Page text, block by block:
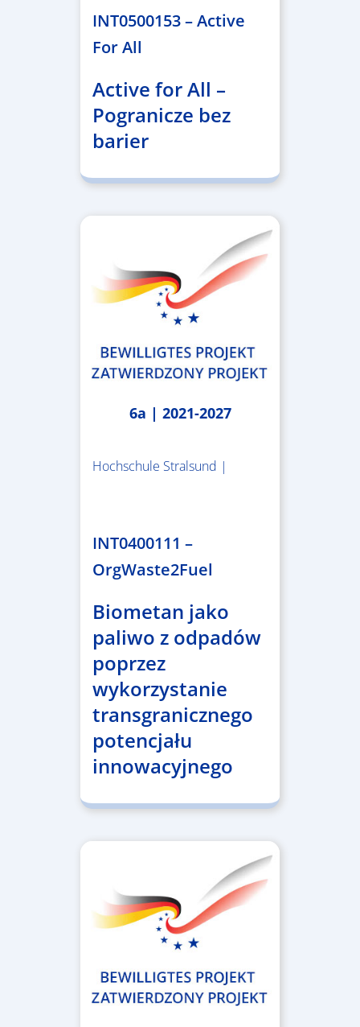
INT0500153 – Active
For All
Active for All –
Pogranicze bez
barier
6a | 2021-2027
Hochschule Stralsund |
INT0400111 –
OrgWaste2Fuel
Biometan jako
paliwo z odpadów
poprzez
wykorzystanie
transgranicznego
potencjału
innowacyjnego